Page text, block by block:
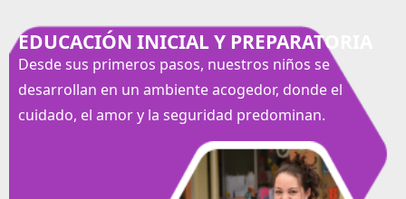
EDUCACIÓN INICIAL Y PREPARATORIA
Desde sus primeros pasos, nuestros niños se
desarrollan en un ambiente acogedor, donde el
cuidado, el amor y la seguridad predominan.